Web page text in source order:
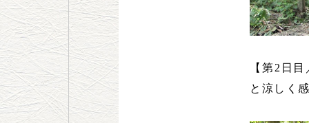
【第2日
と涼しく